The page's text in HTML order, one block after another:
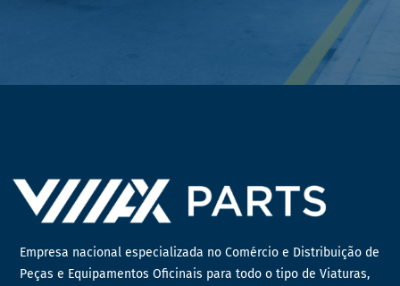
Empresa nacional especializada no Comércio e Distribuição de
Peças e Equipamentos Oficinais para todo o tipo de Viaturas,